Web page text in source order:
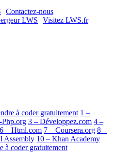
Contactez-nous
Visitez LWS.fr
à coder gratuitement 1 –
Php.org 3 – Développez.com 4 –
6 – Html.com 7 – Coursera.org 8 –
Assembly 10 – Khan Academy
à coder gratuitement